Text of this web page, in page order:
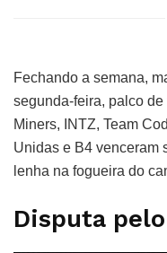
Fechando a semana,
segunda-feira, palco
Miners, INTZ, Team
Unidas e B4 venceram
lenha na fogueira do
Disputa pelo